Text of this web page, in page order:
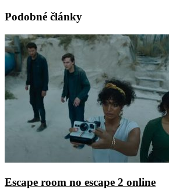
Podobné články
Escape room no escape 2 online